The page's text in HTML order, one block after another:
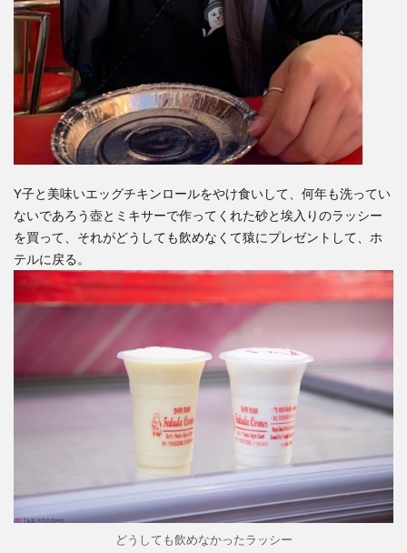
Y子と美味いエッグチキンロールをやけ食いして、何年も洗ってい
ないであろう壺とミキサーで作ってくれた砂と埃入りのラッシー
を買って、それがどうしても飲めなくて猿にプレゼントして、ホ
テルに戻る。
どうしても飲めなかったラッシー